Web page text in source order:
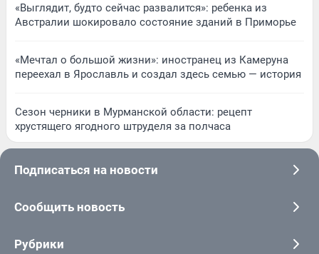
«Выглядит, будто сейчас развалится»: ребенка из
Австралии шокировало состояние зданий в Приморье
«Мечтал о большой жизни»: иностранец из Камеруна
переехал в Ярославль и создал здесь семью — история
Сезон черники в Мурманской области: рецепт
хрустящего ягодного штруделя за полчаса
Подписаться на новости
Сообщить новость
Рубрики